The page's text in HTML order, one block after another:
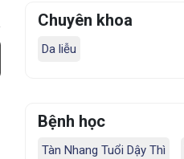
Chuyên khoa
Da liễu
Bệnh học
Tàn Nhang Tuổi Dậy Thì